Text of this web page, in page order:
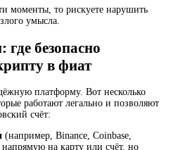
моменты, то рискуете нарушить
умысла.
безопасно
в фиат
платформу. Вот несколько
работают легально и позволяют
счёт:
(например, Binance, Coinbase,
на карту или счёт, но